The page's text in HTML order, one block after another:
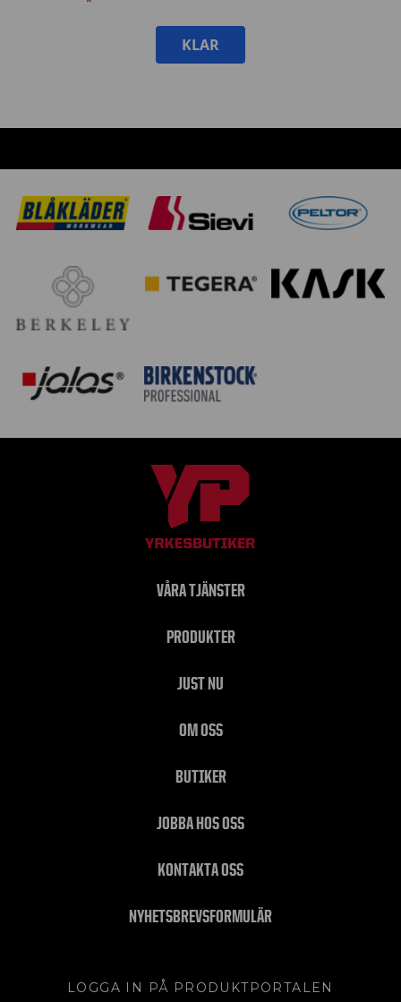
KLAR
VÅRA TJÄNSTER
PRODUKTER
JUST NU
OM OSS
BUTIKER
JOBBA HOS OSS
KONTAKTA OSS
NYHETSBREVSFORMULÄR
LOGGA IN PÅ PRODUKTPORTALEN